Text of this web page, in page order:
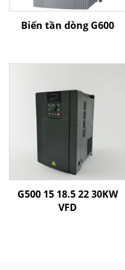
Biến tần dòng G600
G500 15 18.5 22 30KW
VFD